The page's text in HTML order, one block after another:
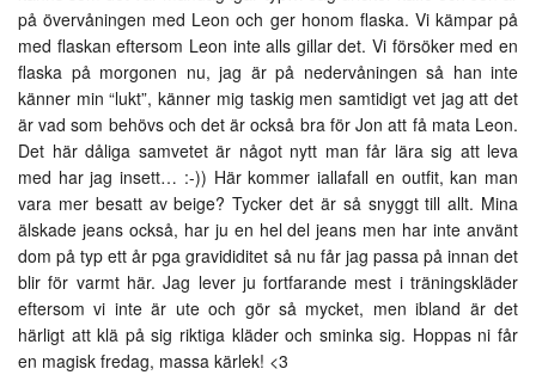
på övervåningen med Leon och ger honom flaska. Vi kämpar på
med flaskan eftersom Leon inte alls gillar det. Vi försöker med en
flaska på morgonen nu, jag är på nedervåningen så han inte
känner min “lukt”, känner mig taskig men samtidigt vet jag att det
är vad som behövs och det är också bra för Jon att få mata Leon.
Det här dåliga samvetet är något nytt man får lära sig att leva
med har jag insett… :-)) Här kommer iallafall en outfit, kan man
vara mer besatt av beige? Tycker det är så snyggt till allt. Mina
älskade jeans också, har ju en hel del jeans men har inte använt
dom på typ ett år pga gravididitet så nu får jag passa på innan det
blir för varmt här. Jag lever ju fortfarande mest i träningskläder
eftersom vi inte är ute och gör så mycket, men ibland är det
härligt att klä på sig riktiga kläder och sminka sig. Hoppas ni får
en magisk fredag, massa kärlek! <3